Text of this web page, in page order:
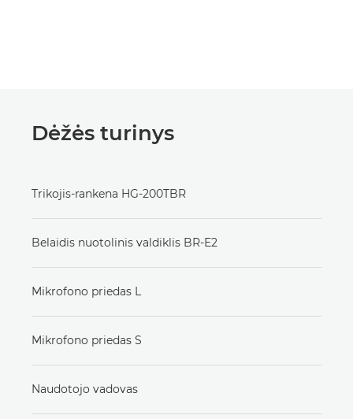
Dėžės turinys
Trikojis-rankena HG-200TBR
Belaidis nuotolinis valdiklis BR-E2
Mikrofono priedas L
Mikrofono priedas S
Naudotojo vadovas